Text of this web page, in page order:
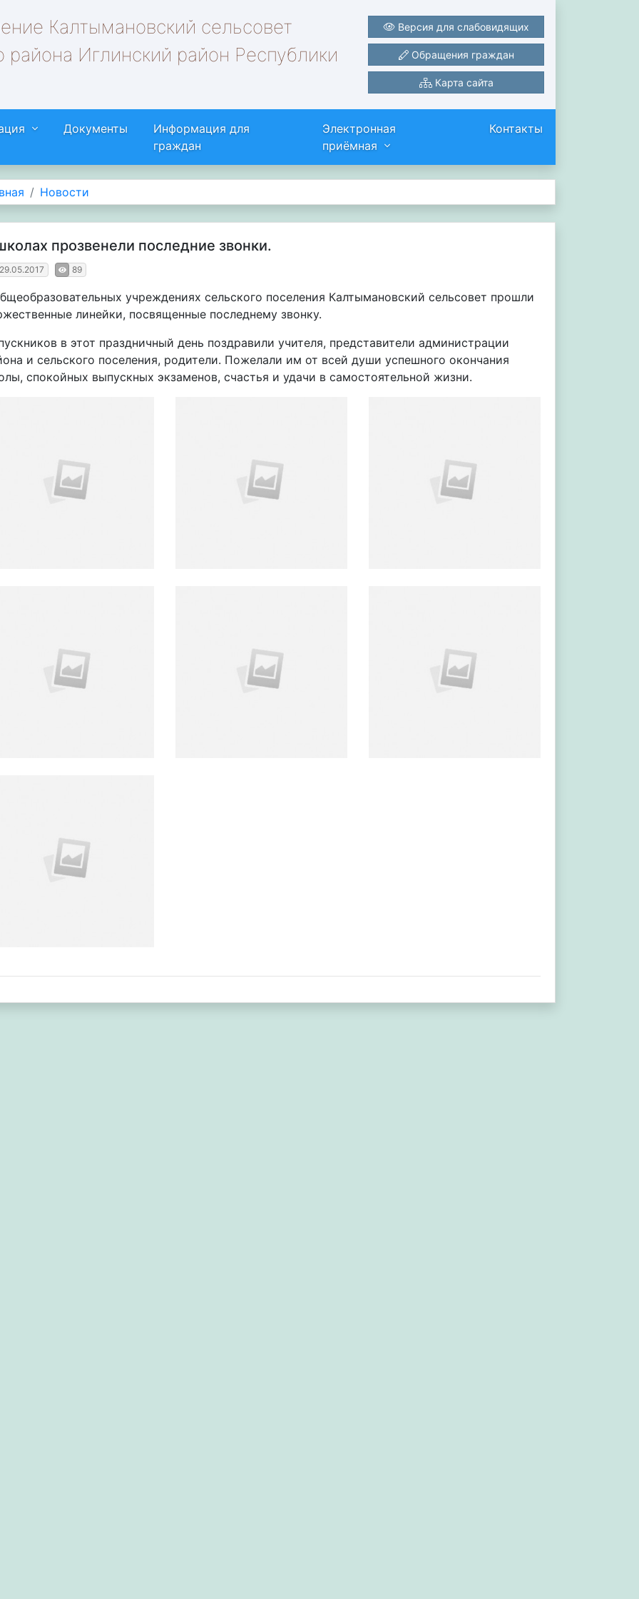
Калтымановский сельсовет
района Иглинский район Республики
Версия для слабовидящих
Обращения граждан
Карта сайта
Документы
Информация для
граждан
Электронная
приёмная
Контакты
Новости
прозвенели последние звонки.
29.05.2017 89
учреждениях сельского поселения Калтымановский сельсовет прошли
линейки, посвященные последнему звонку.
в этот праздничный день поздравили учителя, представители администрации
и сельского поселения, родители. Пожелали им от всей души успешного окончания
спокойных выпускных экзаменов, счастья и удачи в самостоятельной жизни.